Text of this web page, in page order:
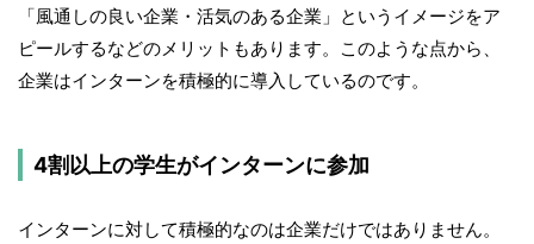
「風通しの良い企業・活気のある企業」というイメージをア
ピールするなどのメリットもあります。このような点から、
企業はインターンを積極的に導入しているのです。
4割以上の学生がインターンに参加
インターンに対して積極的なのは企業だけではありません。